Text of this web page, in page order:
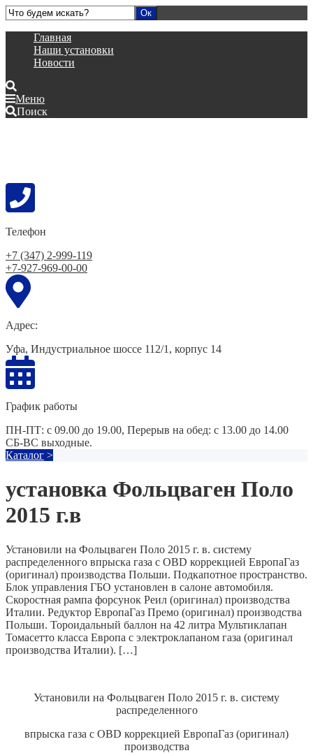
Главная
Наши установки
Новости
Меню
Поиск
Телефон
+7 (347) 2-999-119
+7-927-969-00-00
Адрес:
Уфа, Индустриальное шоссе 112/1, корпус 14
График работы
ПН-ПТ: с 09.00 до 19.00, Перерыв на обед: с 13.00 до 14.00
СБ-ВС выходные.
Каталог >
установка Фольцваген Поло
2015 г.в
Установили на Фольцваген Поло 2015 г. в. систему
распределенного впрыска газа с OBD коррекцией ЕвропаГаз
(оригинал) производства Польши. Подкапотное пространство.
Блок управления ГБО установлен в салоне автомобиля.
Скоростная рампа форсунок Реил (оригинал) производства
Италии. Редуктор ЕвропаГаз Премо (оригинал) производства
Польши. Тороидальный баллон на 42 литра Мультиклапан
Томасетто класса Европа с электроклапаном газа (оригинал
производства Италии). […]
Установили на Фольцваген Поло 2015 г. в. систему
распределенного
впрыска газа с OBD коррекцией ЕвропаГаз (оригинал)
производства